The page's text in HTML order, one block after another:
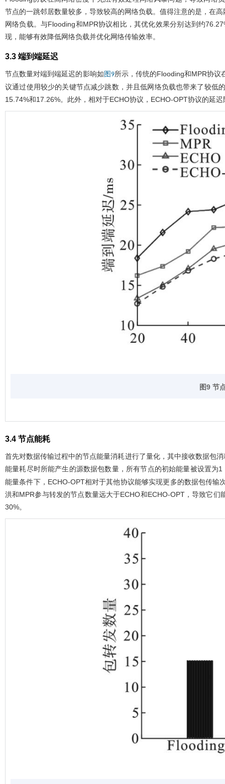
节点的一跳邻居数量较多，导致较高的网络负载。值得注意的是，在
网络负载。与Flooding和MPR协议相比，其优化效果分别达到约
现，能够有效降低网络负载并优化网络传输效率。
3.3 端到端延迟
节点数量对端到端延迟的影响如 图9所示，传统的Flooding和MPR协议
议通过使用较少的关键节点减少跳数，并且低网络负载也带来了较低
15.74%和17.26%。此外，相对于ECHO协议，ECHO-OPT协议的延
图9 节
3.4 节点能耗
首先对数据传输过程中的节点能量消耗进行了量化，其中接收数据包
能量耗尽时所能产生的源数据包数量，所有节点的初始能量被设置为
能量条件下，ECHO-OPT相对于其他协议能够实现更多的数据包传
洪和MPR参与转发的节点数量远大于ECHO和ECHO-OPT，导致它
30%。